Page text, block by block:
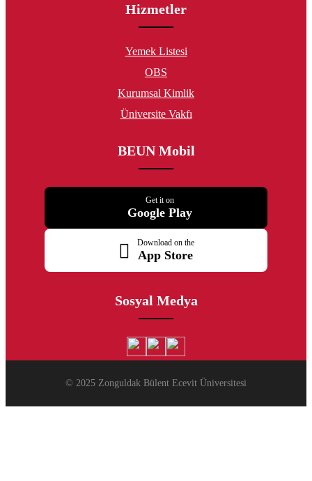
Hizmetler
Yemek Listesi
OBS
Kurumsal Kimlik
Üniversite Vakfı
BEUN Mobil
Get it on
Google Play
Download on the
App Store
Sosyal Medya
© 2025 Zonguldak Bülent Ecevit Üniversitesi